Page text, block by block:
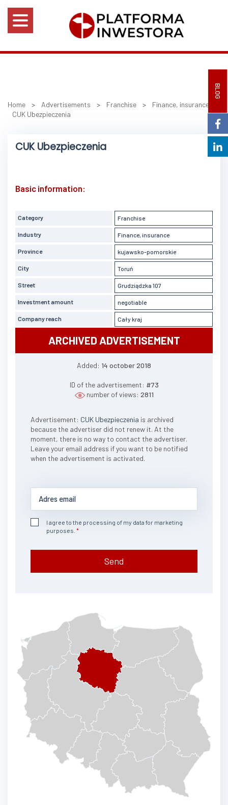
BLOG
Home > Advertisements > Franchise > Finance, insurance
CUK Ubezpieczenia
CUK Ubezpieczenia
Basic information:
Category Franchise
Industry Finance, insurance
Province kujawsko-pomorskie
City Toruń
Street Grudziądzka 107
Investment amount negotiable
Company reach Cały kraj
ARCHIVED ADVERTISEMENT
Added: 14 october 2018
ID of the advertisement: #73
number of views: 2811
Advertisement: CUK Ubezpieczenia is archived
because the advertiser did not renew it. At the
moment, there is no way to contact the advertiser.
Leave your email address if you want to be notified
when the advertisement is activated.
I agree to the processing of my data for marketing
purposes.
Send